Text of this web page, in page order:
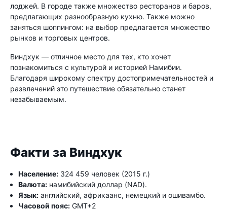
лоджей. В городе также множество ресторанов и баров,
предлагающих разнообразную кухню. Также можно
заняться шоппингом: на выбор предлагается множество
рынков и торговых центров.
Виндхук — отличное место для тех, кто хочет
познакомиться с культурой и историей Намибии.
Благодаря широкому спектру достопримечательностей и
развлечений это путешествие обязательно станет
незабываемым.
Факти за Виндхук
Население: 324 459 человек (2015 г.)
Валюта: намибийский доллар (NAD).
Язык: английский, африкаанс, немецкий и ошивамбо.
Часовой пояс: GMT+2